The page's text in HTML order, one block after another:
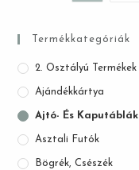
Termékkategóriák
2. Osztályú Termékek
Ajándékkártya
Ajtó- És Kaputáblák
Asztali Futók
Bögrék, Csészék